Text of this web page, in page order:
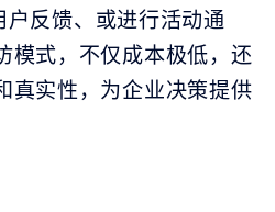
户反馈、或进行活动通
模式，不仅成本极低，还
真实性，为企业决策提供